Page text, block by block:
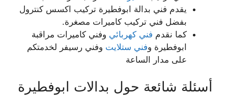
يقدم فني بدالة ابوفطيرة تركيب اكسس كنترول
بفضل فني تركيب كاميرات مصغرة.
كما نقدم فني كهربائي وفني كاميرات مراقبة
ابوفطيرة وفني ستلايت وفني رسيفر لخدمتكم
على مدار الساعة
أسئلة شائعة حول بدالات ابوفطيرة